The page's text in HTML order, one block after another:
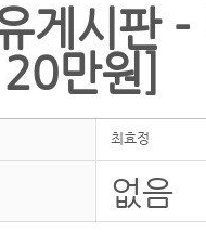
게시판
만원]
최효정
없음